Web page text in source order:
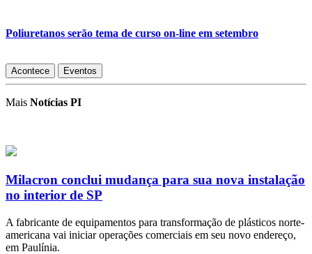
Poliuretanos serão tema de curso on-line em setembro
Acontece Eventos
Mais Notícias PI
Milacron conclui mudança para sua nova instalação
no interior de SP
A fabricante de equipamentos para transformação de plásticos norte-
americana vai iniciar operações comerciais em seu novo endereço,
em Paulínia.